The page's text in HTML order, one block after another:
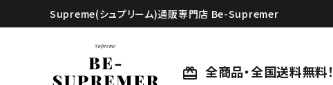
Supreme(シュプリーム)通販専門店 Be-Supremer
card_giftcard 全商品・全国送料無料！